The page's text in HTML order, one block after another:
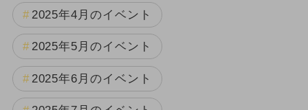
2025年4月のイベント
2025年5月のイベント
2025年6月のイベント